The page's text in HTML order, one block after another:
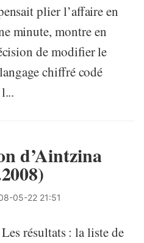
plier l’affaire en
minute, montre en
de modifier le
chiffré codé
d’Aintzina
05-22 21:51
résultats : la liste de